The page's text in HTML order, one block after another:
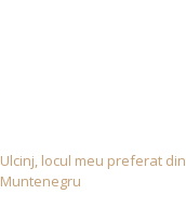
Ulcinj, locul meu preferat din
Muntenegru